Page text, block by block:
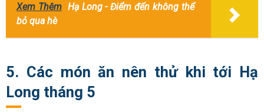
Xem Thêm Hạ Long - Điểm đến không thể
bỏ qua hè
5. Các món ăn nên thử khi tới Hạ
Long tháng 5